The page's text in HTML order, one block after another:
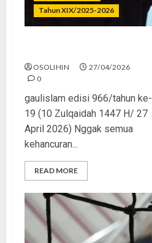
Tahun XIX/2025-2026
OSOLIHIN
27/04/2026
0
gaulislam edisi 966/tahun ke-
19 (10 Zulqaidah 1447 H/ 27
April 2026) Nggak semua
kehancuran...
READ MORE